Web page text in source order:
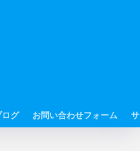
ログ お問い合わせフォーム